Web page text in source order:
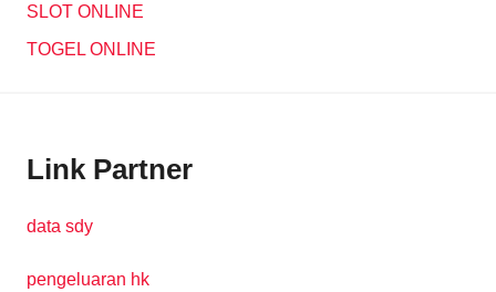
SLOT ONLINE
TOGEL ONLINE
Link Partner
data sdy
pengeluaran hk